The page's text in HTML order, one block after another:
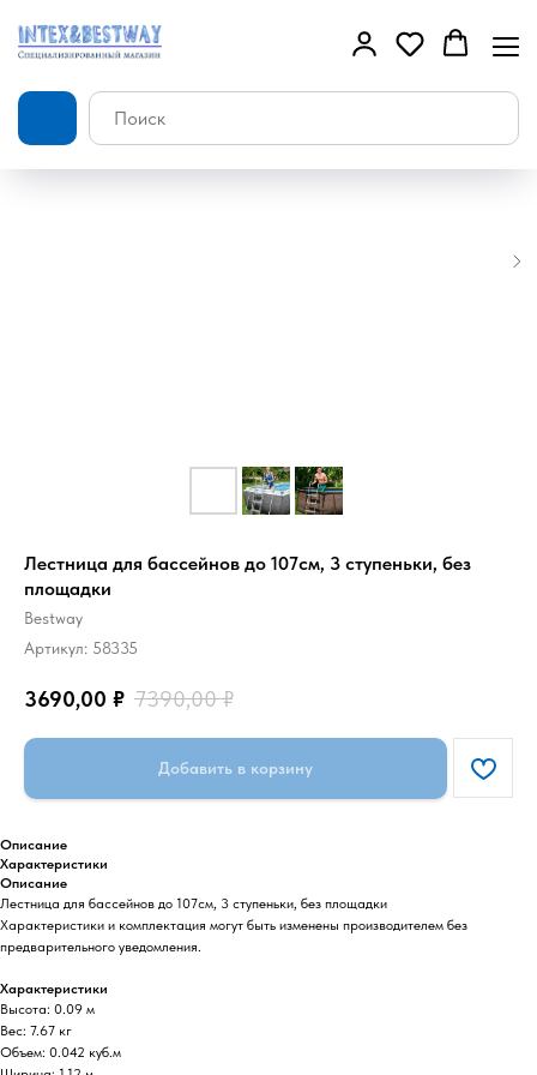
Лестница для бассейнов до 107см, 3 ступеньки, без
площадки
Bestway
Артикул: 58335
3690,00 ₽ 7390,00 ₽
Добавить в корзину
Описание
Характеристики
Описание
Лестница для бассейнов до 107см, 3 ступеньки, без площадки
Характеристики и комплектация могут быть изменены производителем без
предварительного уведомления.
Характеристики
Высота: 0.09 м
Вес: 7.67 кг
Объем: 0.042 куб.м